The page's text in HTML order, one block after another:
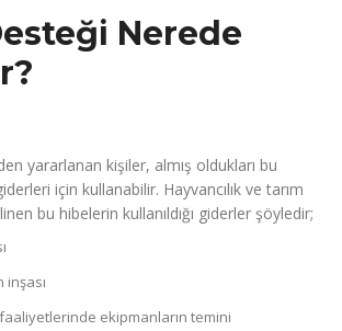
Nerede
yararlanan kişiler, almış oldukları bu
için kullanabilir. Hayvancılık ve tarım
bu hibelerin kullanıldığı giderler şöyledir;
inşası
ekipmanların temini